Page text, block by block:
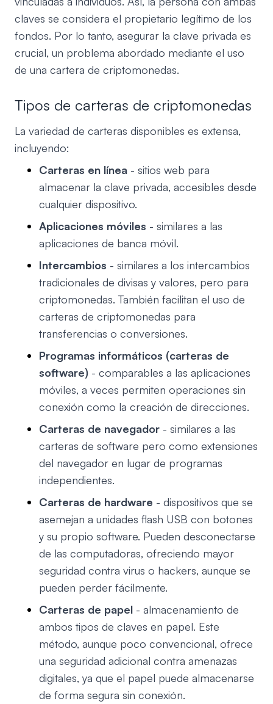
claves se considera el propietario legítimo de los
fondos. Por lo tanto, asegurar la clave privada es
crucial, un problema abordado mediante el uso
de una cartera de criptomonedas.
Tipos de carteras de criptomonedas
La variedad de carteras disponibles es extensa,
incluyendo:
Carteras en línea - sitios web para
almacenar la clave privada, accesibles desde
cualquier dispositivo.
Aplicaciones móviles - similares a las
aplicaciones de banca móvil.
Intercambios - similares a los intercambios
tradicionales de divisas y valores, pero para
criptomonedas. También facilitan el uso de
carteras de criptomonedas para
transferencias o conversiones.
Programas informáticos (carteras de
software) - comparables a las aplicaciones
móviles, a veces permiten operaciones sin
conexión como la creación de direcciones.
Carteras de navegador - similares a las
carteras de software pero como extensiones
del navegador en lugar de programas
independientes.
Carteras de hardware - dispositivos que se
asemejan a unidades flash USB con botones
y su propio software. Pueden desconectarse
de las computadoras, ofreciendo mayor
seguridad contra virus o hackers, aunque se
pueden perder fácilmente.
Carteras de papel - almacenamiento de
ambos tipos de claves en papel. Este
método, aunque poco convencional, ofrece
una seguridad adicional contra amenazas
digitales, ya que el papel puede almacenarse
de forma segura sin conexión.